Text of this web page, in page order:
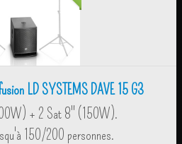
CONTACT
LD SYSTEMS DAVE 15 G3
+ 2 Sat 8" (150W).
150/200 personnes.